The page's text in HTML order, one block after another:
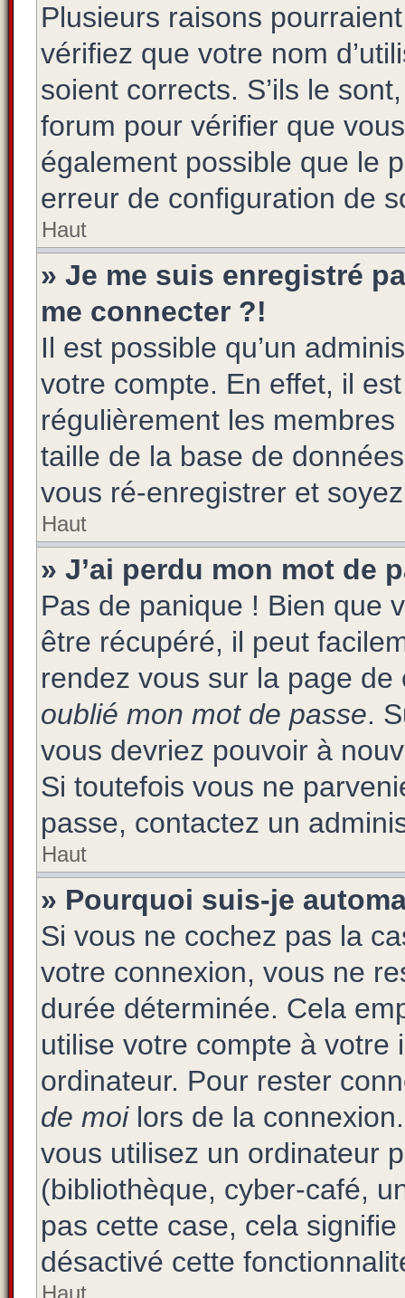
Plusieurs raisons
vérifiez que votre nom
soient corrects. S’ils le
forum pour vérifier que
également possible que le
erreur de configuration de
Haut
» Je me suis enregistré
me connecter ?!
Il est possible qu’un
votre compte. En effet, il
régulièrement les
taille de la base de
vous ré-enregistrer et
Haut
» J’ai perdu mon mot de
Pas de panique ! Bien que
être récupéré, il peut
rendez vous sur la page
oublié mon mot de passe.
vous devriez pouvoir à
Si toutefois vous ne
passe, contactez un
Haut
» Pourquoi suis-je
Si vous ne cochez pas la
votre connexion, vous ne
durée déterminée. Cela
utilise votre compte à votre
ordinateur. Pour rester
de moilors de la
vous utilisez un ordinateur
(bibliothèque, cyber-café,
pas cette case, cela
désactivé cette
Haut